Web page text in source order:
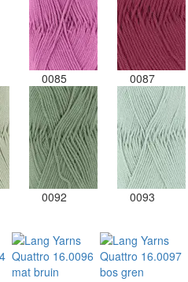
0085 0087
0092 0093